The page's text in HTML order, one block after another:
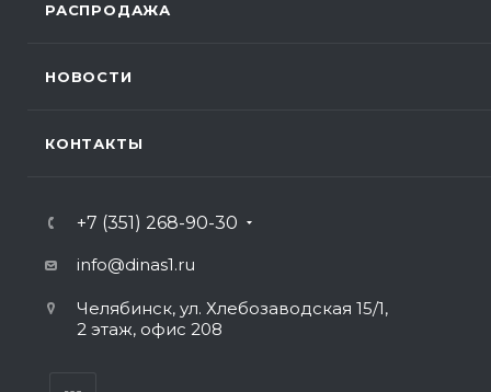
РАСПРОДАЖА
НОВОСТИ
КОНТАКТЫ
+7 (351) 268-90-30
info@dinas1.ru
Челябинск, ул. Хлебозаводская 15/1,
2 этаж, офис 208